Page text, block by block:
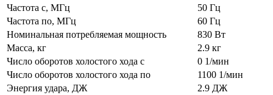
Частота с, МГц
50 Гц
Частота по, МГц
60 Гц
Номинальная потребляемая мощность
830 Вт
Масса, кг
2.9 кг
Число оборотов холостого хода с
0 1/мин
Число оборотов холостого хода по
1100 1/мин
Энергия удара, ДЖ
2.9 ДЖ